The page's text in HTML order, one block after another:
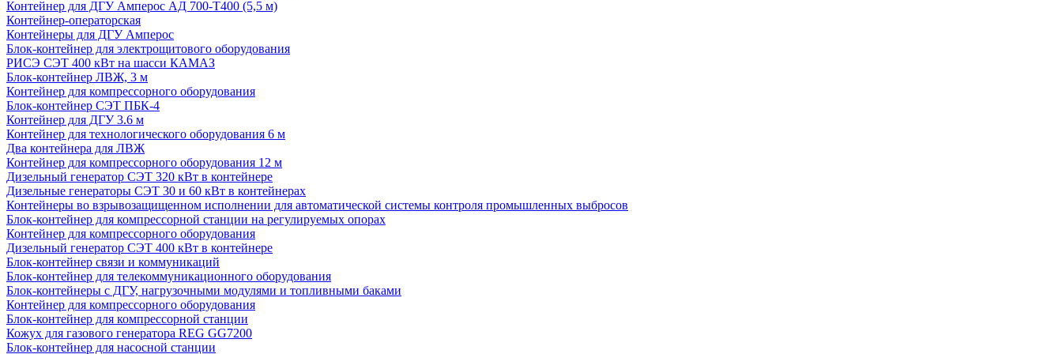
Контейнер для ДГУ Амперос АД 700-Т400 (5,5 м)
Контейнер-операторская
Контейнеры для ДГУ Амперос
Блок-контейнер для электрощитового оборудования
РИСЭ СЭТ 400 кВт на шасси КАМАЗ
Блок-контейнер ЛВЖ, 3 м
Контейнер для компрессорного оборудования
Блок-контейнер СЭТ ПБК-4
Контейнер для ДГУ 3.6 м
Контейнер для технологического оборудования 6 м
Два контейнера для ЛВЖ
Контейнер для компрессорного оборудования 12 м
Дизельный генератор СЭТ 320 кВт в контейнере
Дизельные генераторы СЭТ 30 и 60 кВт в контейнерах
Контейнеры во взрывозащищенном исполнении для автоматической системы контроля промышленных выбросов
Блок-контейнер для компрессорной станции на регулируемых опорах
Контейнер для компрессорного оборудования
Дизельный генератор СЭТ 400 кВт в контейнере
Блок-контейнер связи и коммуникаций
Блок-контейнер для телекоммуникационного оборудования
Блок-контейнеры с ДГУ, нагрузочными модулями и топливными баками
Контейнер для компрессорного оборудования
Блок-контейнер для компрессорной станции
Кожух для газового генератора REG GG7200
Блок-контейнер для насосной станции